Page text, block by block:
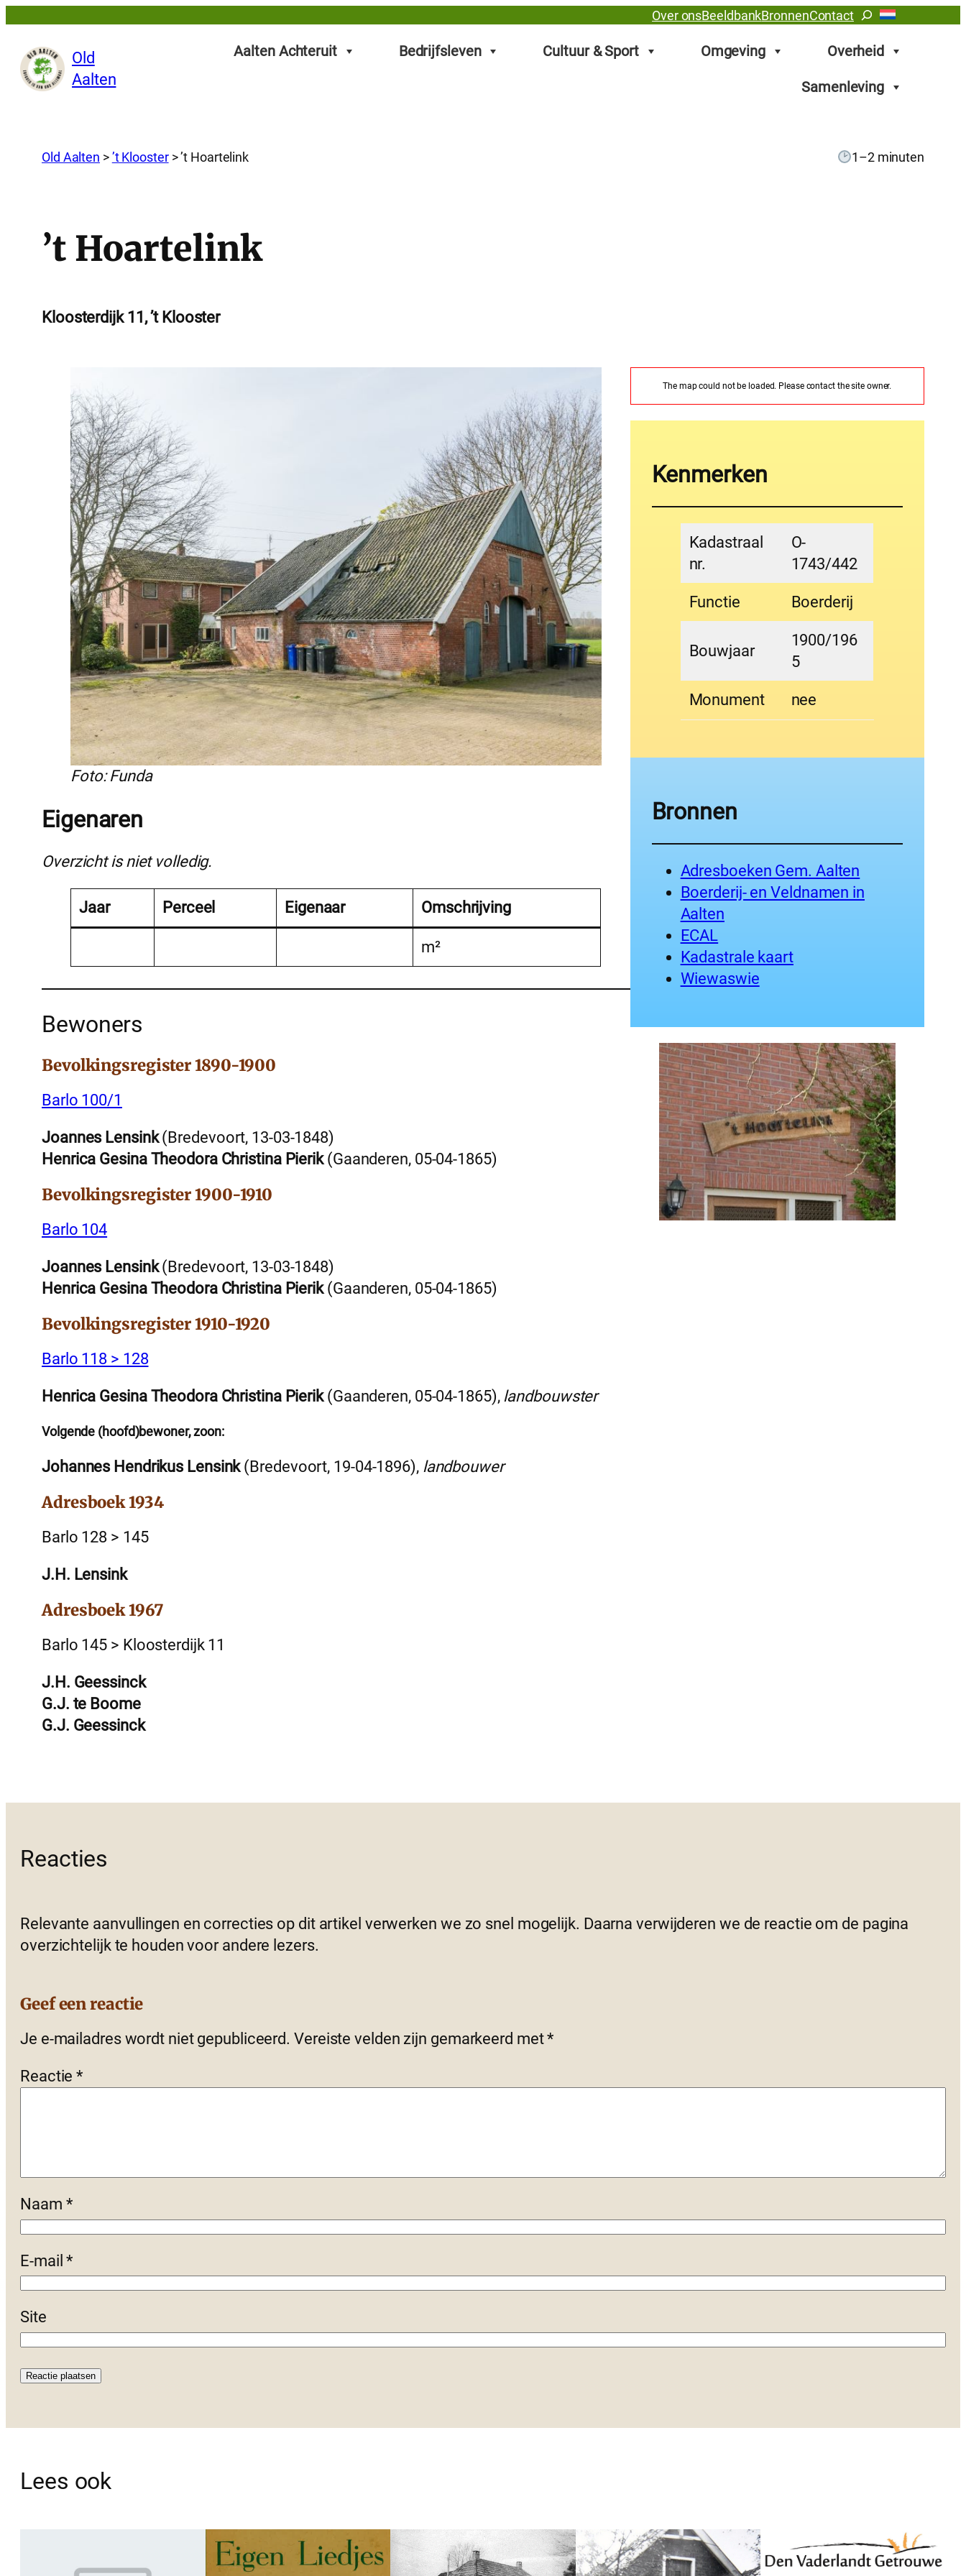
Over onsBeeldbankBronnenContactZoeken
Old
Aalten
Aalten Achteruit Bedrijfsleven Cultuur & Sport Omgeving Overheid
Samenleving
Old Aalten >’t Klooster>’t Hoartelink 1–2 minuten
’t Hoartelink
Kloosterdijk 11, ’t Klooster
Foto: Funda
Eigenaren
Overzicht is niet volledig.
Jaar Perceel Eigenaar Omschrijving
m²
Bewoners
Bevolkingsregister 1890-1900
Barlo 100/1
Joannes Lensink(Bredevoort, 13-03-1848)
Henrica Gesina Theodora Christina Pierik(Gaanderen, 05-04-1865)
Bevolkingsregister 1900-1910
Barlo 104
Joannes Lensink(Bredevoort, 13-03-1848)
Henrica Gesina Theodora Christina Pierik(Gaanderen, 05-04-1865)
Bevolkingsregister 1910-1920
Barlo 118 > 128
Henrica Gesina Theodora Christina Pierik(Gaanderen, 05-04-1865), landbouwster
Volgende (hoofd)bewoner, zoon:
Johannes Hendrikus Lensink(Bredevoort, 19-04-1896), landbouwer
Adresboek 1934
Barlo 128 > 145
J.H. Lensink
Adresboek 1967
Barlo 145 > Kloosterdijk 11
J.H. Geessinck
G.J. te Boome
G.J. Geessinck
The map could not be loaded. Please contact the site owner.
Kenmerken
Kadastraal
nr.
O-
1743/442
Functie Boerderij
Bouwjaar
1900/196
5
Monument nee
Bronnen
Adresboeken Gem. Aalten
Boerderij- en Veldnamen in
Aalten
ECAL
Kadastrale kaart
Wiewaswie
Reacties
Relevante aanvullingen en correcties op dit artikel verwerken we zo snel mogelijk. Daarna verwijderen we de reactie om de pagina
overzichtelijk te houden voor andere lezers.
Geef een reactie
Je e-mailadres wordt niet gepubliceerd. Vereiste velden zijn gemarkeerd met*
Reactie*
Naam *
E-mail*
Site
Lees ook